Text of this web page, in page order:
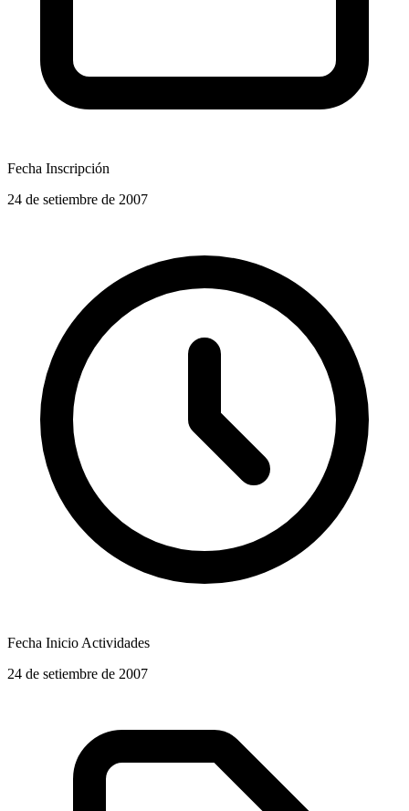
Fecha Inscripción
24 de setiembre de 2007
Fecha Inicio Actividades
24 de setiembre de 2007